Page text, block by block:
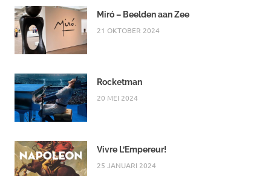
Miró – Beelden aan Zee
21 OKTOBER 2024
Rocketman
20 MEI 2024
Vivre L’Empereur!
25 JANUARI 2024